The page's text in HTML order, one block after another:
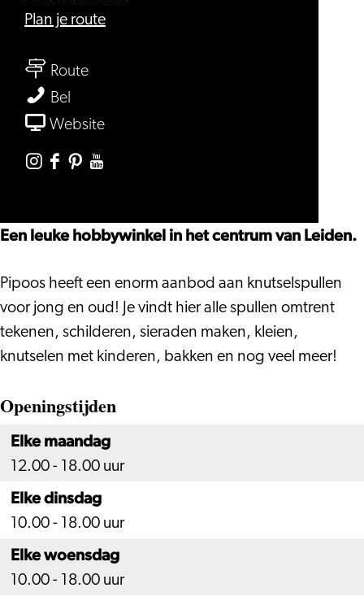
Plan je routenaar
Routenaar
Bel
Websitevan
Instagram
Facebook
Pinterest
Youtube
Een leuke hobbywinkel in het centrum van Leiden.
Pipoos heeft een enorm aanbod aan knutselspullen
voor jong en oud! Je vindt hier alle spullen omtrent
tekenen, schilderen, sieraden maken, kleien,
knutselen met kinderen, bakken en nog veel meer!
Openingstijden
Elke maandag
12.00 - 18.00 uur
Elke dinsdag
10.00 - 18.00 uur
Elke woensdag
10.00 - 18.00 uur